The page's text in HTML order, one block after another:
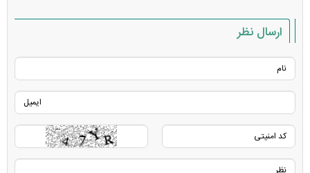
ارسال نظر